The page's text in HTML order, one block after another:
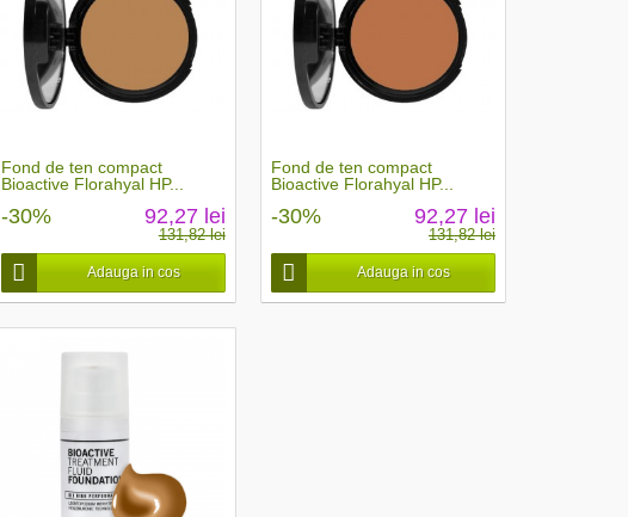
Fond de ten compact
Bioactive Florahyal HP...
-30% 92,27 lei
131,82 lei
Adauga in cos
Fond de ten compact
Bioactive Florahyal HP...
-30% 92,27 lei
131,82 lei
Adauga in cos